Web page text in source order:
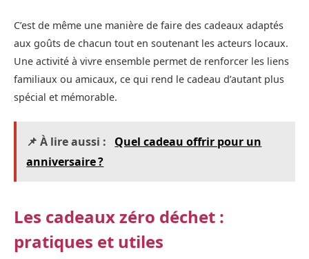
C’est de même une manière de faire des cadeaux adaptés
aux goûts de chacun tout en soutenant les acteurs locaux.
Une activité à vivre ensemble permet de renforcer les liens
familiaux ou amicaux, ce qui rend le cadeau d’autant plus
spécial et mémorable.
📌 À lire aussi :
Quel cadeau offrir pour un
anniversaire ?
Les cadeaux zéro déchet :
pratiques et utiles